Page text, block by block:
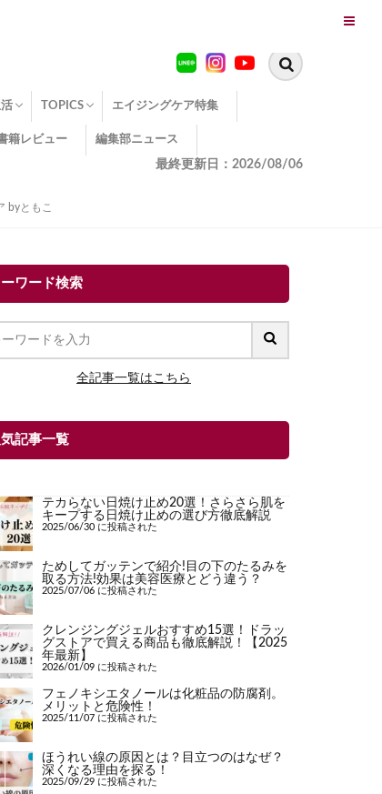
TOPICS
エイジングケア TOPICS
コラーゲンサプリの効果
エイジングケアクイズ
季節別のエイジングケア
幸福とエイジングケア
温活でアンチエイジング
イオン導入
エイジングケア3つのポイント
エイジングケアセミナー
エイジングケアトピックス
動画でみるエイジングケア
エイジングケア特集
籍レビュー 編集部ニュース
最終更新日：2026/08/06
byともこ
ワード検索
全記事一覧はこちら
気記事一覧
テカらない日焼け止め20選！さらさら肌を
キープする日焼け止めの選び方徹底解説
2025/06/30 に投稿された
ためしてガッテンで紹介!目の下のたるみを
取る方法!効果は美容医療とどう違う？
2025/07/06 に投稿された
クレンジングジェルおすすめ15選！ドラッ
グストアで買える商品も徹底解説！【2025
年最新】
2026/01/09 に投稿された
フェノキシエタノールは化粧品の防腐剤。
メリットと危険性！
2025/11/07 に投稿された
ほうれい線の原因とは？目立つのはなぜ？
深くなる理由を探る！
2025/09/29 に投稿された